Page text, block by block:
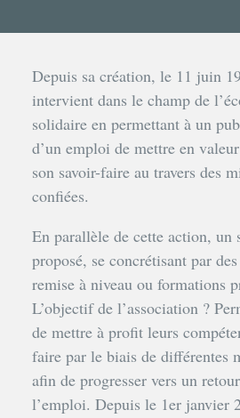
Depuis sa création, le 11 juin
intervient dans le champ de
solidaire en permettant à un
d’un emploi de mettre en
son savoir-faire au travers des
confiées.
En parallèle de cette action,
proposé, se concrétisant par
remise à niveau ou formations
L’objectif de l’association ?
de mettre à profit leurs
faire par le biais de différentes
afin de progresser vers un
l’emploi. Depuis le 1er janvier